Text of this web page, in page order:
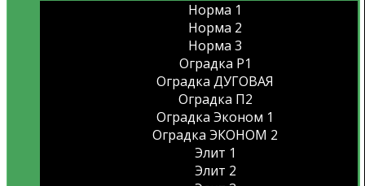
Норма 1
Норма 2
Норма 3
Оградка P1
Оградка ДУГОВАЯ
Оградка П2
Оградка Эконом 1
Оградка ЭКОНОМ 2
Элит 1
Элит 2